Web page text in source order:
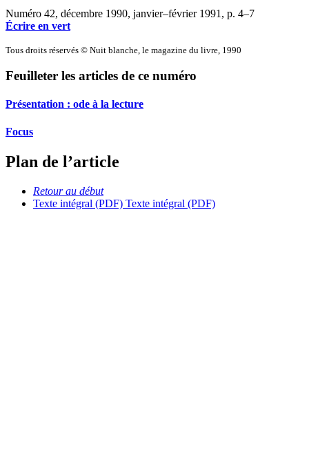
Numéro 42, décembre 1990, janvier–février 1991 , p. 4–7
Écrire en vert
Tous droits réservés © Nuit blanche, le magazine du livre, 1990
Feuilleter les articles de ce numéro
Présentation : ode à la lecture
Focus
Plan de l’article
Retour au début
Texte intégral (PDF) Texte intégral (PDF)